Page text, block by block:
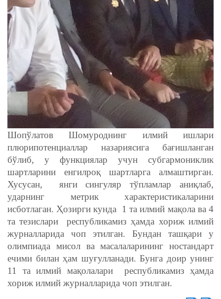
Шопўлатов Шомуроднинг илмий ишлари
плюрипотенциаллар назариясига бағишланган
бўлиб, у функциялар учун субгармониклик
шартларини енгилроқ шартларга алмаштирган.
Хусусан, янги сингуляр тўпламлар аниқлаб,
ударнинг метрик характеристикаларини
исботлаган. Ҳозирги кунда 1 та илмий мақола ва 4
та тезислари республикамиз ҳамда хориж илмий
журналларида чоп этилган. Бундан ташқари у
олимпиада мисол ва масалаларининг ностандарт
ечими билан ҳам шуғулланади. Бунга доир унинг
11 та илмий мақолалари республикамиз ҳамда
хориж илмий журналларида чоп этилган.